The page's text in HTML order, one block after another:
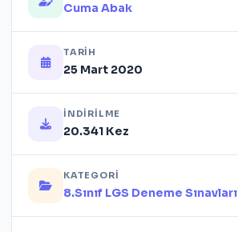
Cuma Abak
TARIH
25 Mart 2020
İNDIRILME
20.341 Kez
KATEGORI
8.Sınıf LGS Deneme Sınavları